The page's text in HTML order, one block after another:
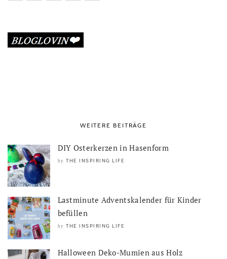
WEITERE BEITRÄGE
DIY Osterkerzen in Hasenform
by THE INSPIRING LIFE
Lastminute Adventskalender für Kinder
befüllen
by THE INSPIRING LIFE
Halloween Deko-Mumien aus Holz